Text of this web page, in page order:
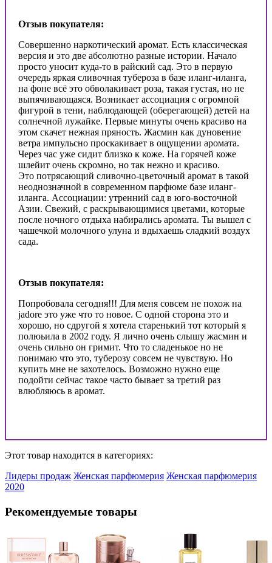
Отзыв покупателя:
Совершенно наркотический аромат. Есть классическая
версия и это две абсолютно разные истории. Начало
просто уносит куда-то в райский сад. Это в первую
очередь яркая сливочная тубероза в базе иланг-иланга,
на фоне всё это обволакивает роза, такая густая, но не
выпячивающаяся. Возникает ассоциация с огромной
фигурой в тени, наблюдающей (оберегающей) детей на
солнечной лужайке. Первые минуты очень красиво на
этом скачет нежная пряность. Жасмин как дуновение
ветра импульсно проскакивает в ощущении аромата.
Через час уже сидит близко к коже. На горячей коже
шлейит очень скромно, но так нежно и красиво.
Это потрясающий сливочно-цветочный аромат в такой
неоднозначной в современном парфюме базе иланг-
иланга. Ассоциации: утренний сад в юго-восточной
Азии. Свежий, с раскрывающимися цветами, которые
после ночного отдыха набирались аромата. Ты вышел с
чашечкой молочного улуна и вдыхаешь сладкий воздух
сада.
Отзыв покупателя:
Попробовала сегодня!!! Для меня совсем не похож на
jadore это уже что то новое. С одной сторона это и
хорошо, но сдругой я хотела старенький тот который я
полюьила в 2002 году. Я лично очень слышу жасмин и
очень сильно он гримит. Что то сладенькое но не
понимаю что это, туберозу совсем не чувствую. Но
купить мне не захотелось. Возможно нужно еще
подойти сейчас такое часто бывает за третий раз
влюбляюсь в аромат.
Этот товар находится в категориях:
Лидеры продаж Женская парфюмерия Женская парфюмерия
2020
Рекомендуемые товары